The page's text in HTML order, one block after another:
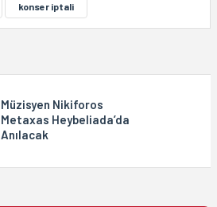
konser iptali
Müzisyen Nikiforos
Metaxas Heybeliada’da
Anılacak